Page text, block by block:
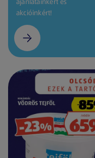
akcióinkért!